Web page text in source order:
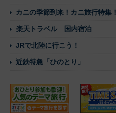
カニの季節到来！カニ旅行特集！
楽天トラベル 国内宿泊
JRで北陸に行こう！
近鉄特急「ひのとり」